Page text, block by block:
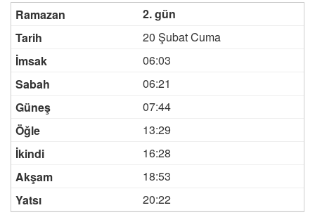
2. gün
20 Şubat Cuma
06:03
06:21
07:44
13:29
16:28
18:53
20:22